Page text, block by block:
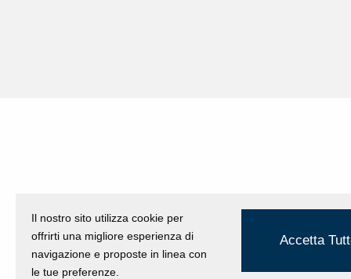
Il nostro sito utilizza cookie per
offrirti una migliore esperienza di
navigazione e proposte in linea con
le tue preferenze.
Accetta